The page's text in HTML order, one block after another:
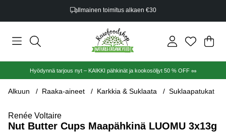
Ilmainen toimitus alkaen €30
.
Hyödynnä tarjous nyt – KAIKKI pähkinät ja kookosöljyt 50 % OFF 🥜
Alkuun Raaka-aineet Karkkia & Suklaata Suklaapatukat
Renée Voltaire
Nut Butter Cups Maapähkinä LUOMU 3x13g